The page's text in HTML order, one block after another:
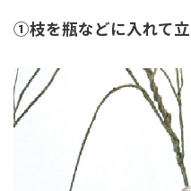
①枝を瓶などに入れて立